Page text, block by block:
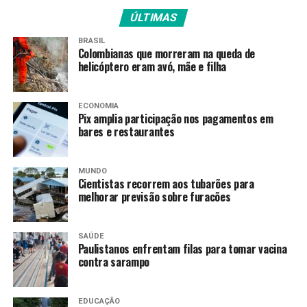
A armadora Bella Nascimento (camisa 8) foi o destaque
da amarelinha ao anotar 14 pontos e sete assistências.
“É um sonho estar aqui, há
muito tempo queria jogar
pela seleção e estou dando
o meu melhor”, disse a
atleta de 22 anos, que joga
no basquete universitário
norte-americano.
O panorama da partida desta terça (1º) ficou claro logo
no primeiro quarto. O Brasil fechou a parcial em 31 a 5.
Percebendo que as dominicanas não estavam
oferecendo muita resistência, Pokey Chatman rodou a
ÚLTIMAS
BRASIL
Colombianas que morreram na queda de
helicóptero eram avó, mãe e filha
ECONOMIA
Pix amplia participação nos pagamentos em
bares e restaurantes
MUNDO
Cientistas recorrem aos tubarões para
melhorar previsão sobre furacões
SAÚDE
Paulistanos enfrentam filas para tomar vacina
contra sarampo
EDUCAÇÃO